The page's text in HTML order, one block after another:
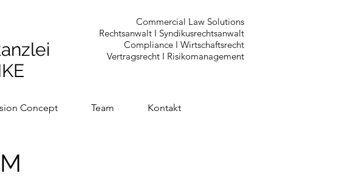
Commercial Law Solutions
Rechtsanwalt I Syndikusrechtsanwalt
Compliance I Wirtschaftsrecht
Vertragsrecht I Risikomanagement
Concept Team Kontakt